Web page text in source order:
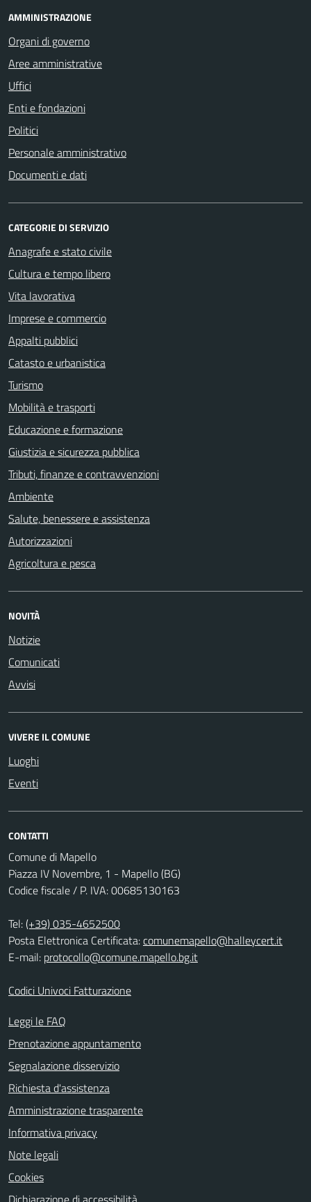
AMMINISTRAZIONE
Organi di governo
Aree amministrative
Uffici
Enti e fondazioni
Politici
Personale amministrativo
Documenti e dati
CATEGORIE DI SERVIZIO
Anagrafe e stato civile
Cultura e tempo libero
Vita lavorativa
Imprese e commercio
Appalti pubblici
Catasto e urbanistica
Turismo
Mobilità e trasporti
Educazione e formazione
Giustizia e sicurezza pubblica
Tributi, finanze e contravvenzioni
Ambiente
Salute, benessere e assistenza
Autorizzazioni
Agricoltura e pesca
NOVITÀ
Notizie
Comunicati
Avvisi
VIVERE IL COMUNE
Luoghi
Eventi
CONTATTI
Comune di Mapello
Piazza IV Novembre, 1 - Mapello (BG)
Codice fiscale / P. IVA: 00685130163
Tel:(+39) 035-4652500
Posta Elettronica Certificata:comunemapello@halleycert.it
E-mail: protocollo@comune.mapello.bg.it
Codici Univoci Fatturazione
Leggi le FAQ
Prenotazione appuntamento
Segnalazione disservizio
Richiesta d'assistenza
Amministrazione trasparente
Informativa privacy
Note legali
Cookies